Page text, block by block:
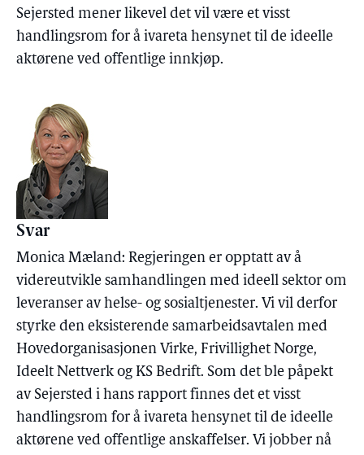
Sejersted mener likevel det vil være et visst
handlingsrom for å ivareta hensynet til de ideelle
aktørene ved offentlige innkjøp.
Svar
Monica Mæland: Regjeringen er opptatt av å
videreutvikle samhandlingen med ideell sektor om
leveranser av helse- og sosialtjenester. Vi vil derfor
styrke den eksisterende samarbeidsavtalen med
Hovedorganisasjonen Virke, Frivillighet Norge,
Ideelt Nettverk og KS Bedrift. Som det ble påpekt
av Sejersted i hans rapport finnes det et visst
handlingsrom for å ivareta hensynet til de ideelle
aktørene ved offentlige anskaffelser. Vi jobber nå